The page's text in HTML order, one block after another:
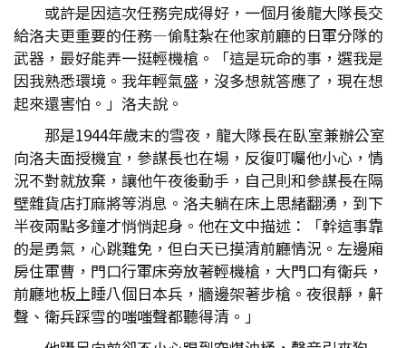
或許是因這次任務完成得好，一個月後龍大隊長交
給洛夫更重要的任務—偷駐紮在他家前廳的日軍分隊的
武器，最好能弄一挺輕機槍。「這是玩命的事，選我是
因我熟悉環境。我年輕氣盛，沒多想就答應了，現在想
起來還害怕。」洛夫說。
那是1944年歲末的雪夜，龍大隊長在臥室兼辦公室
向洛夫面授機宜，參謀長也在場，反復叮囑他小心，情
況不對就放棄，讓他午夜後動手，自己則和參謀長在隔
壁雜貨店打麻將等消息。洛夫躺在床上思緒翻湧，到下
半夜兩點多鐘才悄悄起身。他在文中描述：「幹這事靠
的是勇氣，心跳難免，但白天已摸清前廳情況。左邊廂
房住軍曹，門口行軍床旁放著輕機槍，大門口有衛兵，
前廳地板上睡八個日本兵，牆邊架著步槍。夜很靜，鼾
聲、衛兵踩雪的嗤嗤聲都聽得清。」